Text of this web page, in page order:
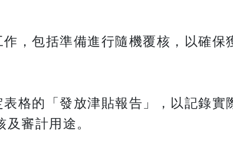
，包括準備進行隨機覆核，以確保
格的「發放津貼報告」，以記錄實
審計用途。